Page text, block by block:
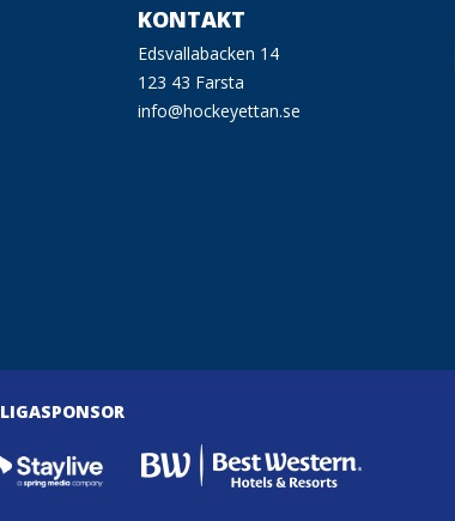
KONTAKT
Edsvallabacken 14
123 43 Farsta
info@hockeyettan.se
LIGASPONSOR